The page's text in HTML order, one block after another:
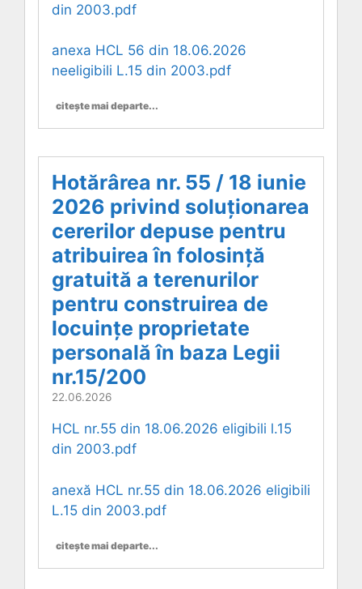
din 2003.pdf
anexa HCL 56 din 18.06.2026
neeligibili L.15 din 2003.pdf
citește mai departe...
Hotărârea nr. 55 / 18 iunie
2026 privind soluționarea
cererilor depuse pentru
atribuirea în folosință
gratuită a terenurilor
pentru construirea de
locuințe proprietate
personală în baza Legii
nr.15/200
22.06.2026
HCL nr.55 din 18.06.2026 eligibili l.15
din 2003.pdf
anexă HCL nr.55 din 18.06.2026 eligibili
L.15 din 2003.pdf
citește mai departe...